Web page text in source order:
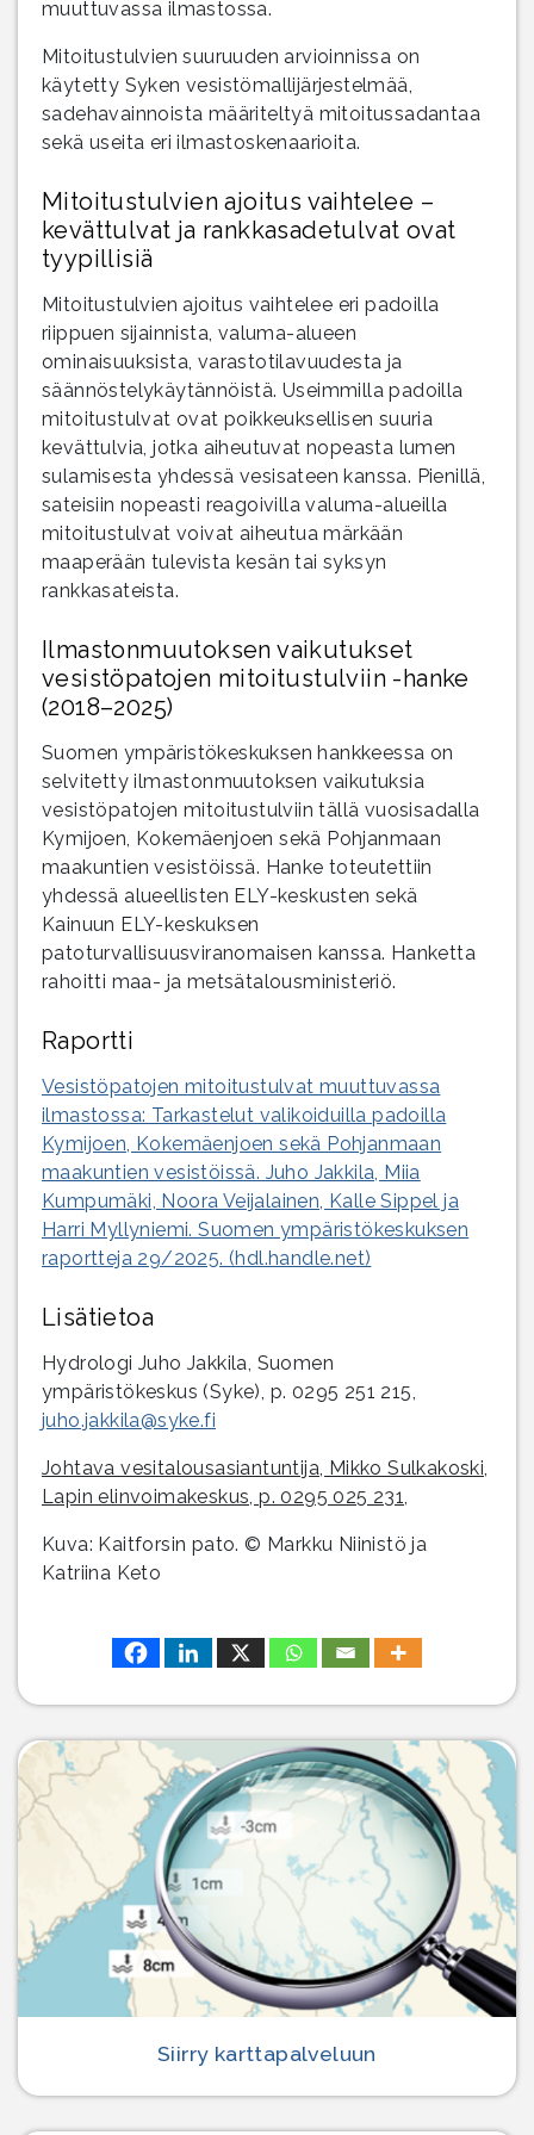
muuttuvassa ilmastossa.
Mitoitustulvien suuruuden arvioinnissa on
käytetty Syken vesistömallijärjestelmää,
sadehavainnoista määriteltyä mitoitussadantaa
sekä useita eri ilmastoskenaarioita.
Mitoitustulvien ajoitus vaihtelee –
kevättulvat ja rankkasadetulvat ovat
tyypillisiä
Mitoitustulvien ajoitus vaihtelee eri padoilla
riippuen sijainnista, valuma-alueen
ominaisuuksista, varastotilavuudesta ja
säännöstelykäytännöistä. Useimmilla padoilla
mitoitustulvat ovat poikkeuksellisen suuria
kevättulvia, jotka aiheutuvat nopeasta lumen
sulamisesta yhdessä vesisateen kanssa. Pienillä,
sateisiin nopeasti reagoivilla valuma-alueilla
mitoitustulvat voivat aiheutua märkään
maaperään tulevista kesän tai syksyn
rankkasateista.
Ilmastonmuutoksen vaikutukset
vesistöpatojen mitoitustulviin -hanke
(2018–2025)
Suomen ympäristökeskuksen hankkeessa on
selvitetty ilmastonmuutoksen vaikutuksia
vesistöpatojen mitoitustulviin tällä vuosisadalla
Kymijoen, Kokemäenjoen sekä Pohjanmaan
maakuntien vesistöissä. Hanke toteutettiin
yhdessä alueellisten ELY-keskusten sekä
Kainuun ELY-keskuksen
patoturvallisuusviranomaisen kanssa. Hanketta
rahoitti maa- ja metsätalousministeriö.
Raportti
Vesistöpatojen mitoitustulvat muuttuvassa
ilmastossa: Tarkastelut valikoiduilla padoilla
Kymijoen, Kokemäenjoen sekä Pohjanmaan
maakuntien vesistöissä. Juho Jakkila, Miia
Kumpumäki, Noora Veijalainen, Kalle Sippel ja
Harri Myllyniemi. Suomen ympäristökeskuksen
raportteja 29/2025. (hdl.handle.net)
Lisätietoa
Hydrologi Juho Jakkila, Suomen
ympäristökeskus (Syke), p. 0295 251 215,
juho.jakkila@syke.fi
Johtava vesitalousasiantuntija, Mikko Sulkakoski,
Lapin elinvoimakeskus, p. 0295 025 231,
Kuva: Kaitforsin pato. © Markku Niinistö ja
Katriina Keto
Siirry karttapalveluun